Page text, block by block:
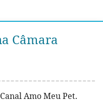
Câmara
Amo Meu Pet.